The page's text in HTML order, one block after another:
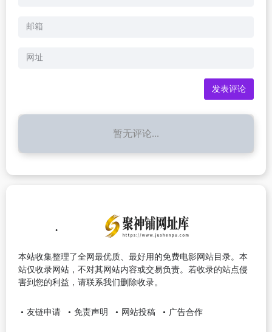
暂无评论...
本站收集整理了全网最优质、最好用的免费电影网站目录。本
站仅收录网站，不对其网站内容或交易负责。若收录的站点侵
害到您的利益，请联系我们删除收录。
友链申请 免责声明 网站投稿 广告合作